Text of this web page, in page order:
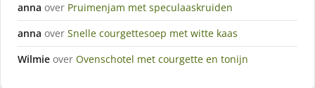
anna over Pruimenjam met speculaaskruiden
anna over Snelle courgettesoep met witte kaas
Wilmie over Ovenschotel met courgette en tonijn